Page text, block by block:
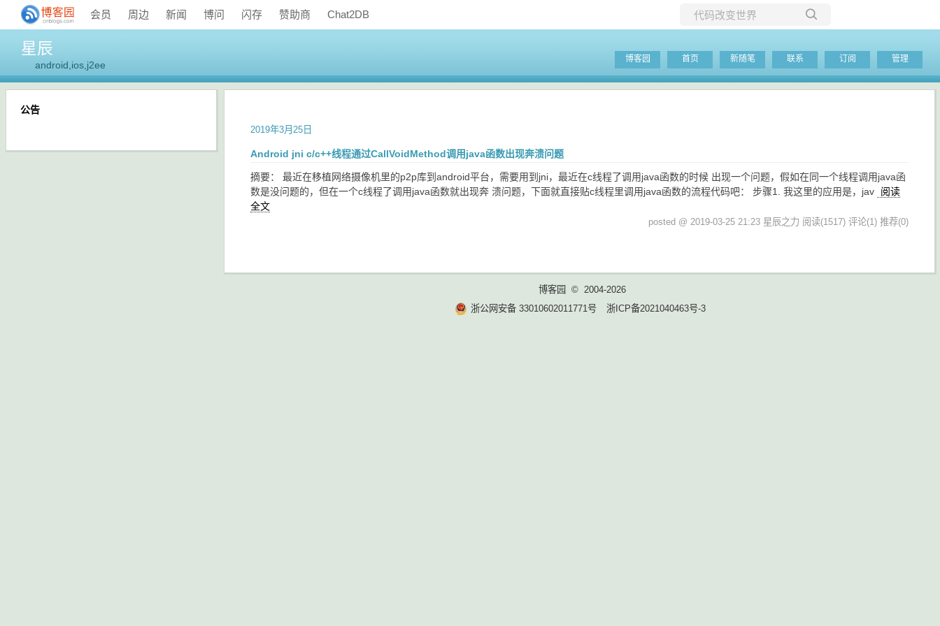
会员 周边 新闻 博问 闪存 赞助商 Chat2DB
当前博客
星辰
android,ios,j2ee
博客园 首页 新随笔 联系 订阅 管理
2019年3月25日
Android jni c/c++线程通过CallVoidMethod调用java函数出现奔溃问题
摘要： 最近在移植网络摄像机里的p2p库到android平台，需要用到jni，最近在c线程了调用java函数的时候 出现一个问题，假如在同一个线程调用java函
数是没问题的，但在一个c线程了调用java函数就出现奔 溃问题，下面就直接贴c线程里调用java函数的流程代码吧： 步骤1. 我这里的应用是，jav
阅读
全文
posted @ 2019-03-25 21:23 星辰之力 阅读(1517) 评论(1) 推荐(0)
公告
博客园
© 2004-2026
浙公网安备 33010602011771号
浙ICP备2021040463号-3